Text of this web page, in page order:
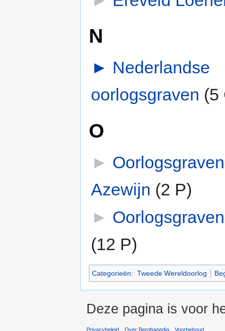
N
► Nederlandse
oorlogsgraven (5
O
► Oorlogsgraven
Azewijn (2 P)
►
(12 P)
Categorieën: Tweede Wereldoorlog
Deze pagina is voor
Privacybeleid Over Berghapedia Voorbehoud